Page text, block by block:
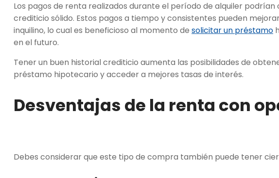
Los pagos de renta realizados durante el período de alquiler
crediticio sólido. Estos pagos a tiempo y consistentes pueden
inquilino, lo cual es beneficioso al momento de solicitar un préstamo
en el futuro.
Tener un buen historial crediticio aumenta las posibilidades de
préstamo hipotecario y acceder a mejores tasas de interés.
Desventajas de la renta con
Debes considerar que este tipo de compra también puede tener